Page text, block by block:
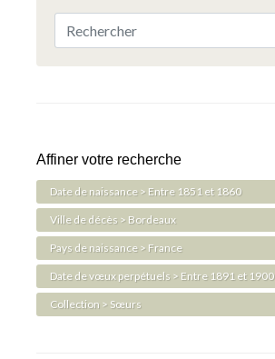
Affiner votre recherche
Date de naissance > Entre 1851 et 1860
Ville de décès > Bordeaux
Pays de naissance > France
Date de vœux perpétuels > Entre 1891 et 1900
Collection > Sœurs